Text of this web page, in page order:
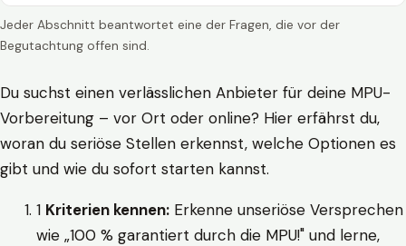
Jeder Abschnitt beantwortet eine der Fragen, die vor der
Begutachtung offen sind.
Du suchst einen verlässlichen Anbieter für deine MPU-
Vorbereitung – vor Ort oder online? Hier erfährst du,
woran du seriöse Stellen erkennst, welche Optionen es
gibt und wie du sofort starten kannst.
1 Kriterien kennen: Erkenne unseriöse Versprechen
wie „100 % garantiert durch die MPU!" und lerne,